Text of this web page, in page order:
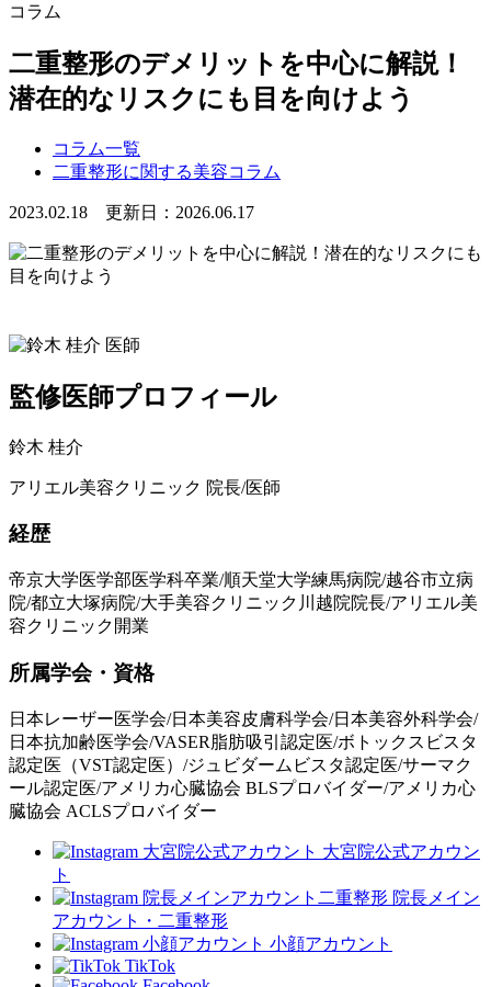
コラム
二重整形のデメリットを中心に解説！
潜在的なリスクにも目を向けよう
コラム一覧
二重整形に関する美容コラム
2023.02.18 更新日：2026.06.17
監修医師プロフィール
鈴木 桂介
アリエル美容クリニック 院長/医師
経歴
帝京大学医学部医学科卒業/順天堂大学練馬病院/越谷市立病
院/都立大塚病院/大手美容クリニック川越院院長/アリエル美
容クリニック開業
所属学会・資格
日本レーザー医学会/日本美容皮膚科学会/日本美容外科学会/
日本抗加齢医学会/VASER脂肪吸引認定医/ボトックスビスタ
認定医（VST認定医）/ジュビダームビスタ認定医/サーマク
ール認定医/アメリカ心臓協会 BLSプロバイダー/アメリカ心
臓協会 ACLSプロバイダー
大宮院公式アカウン
ト
院長メイン
アカウント・二重整形
小顔アカウント
TikTok